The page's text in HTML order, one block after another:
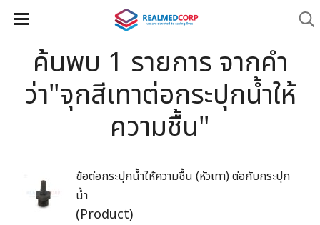
ค้นพบ 1 รายการ จากคำ
ว่า"จุกสีเทาต่อกระปุกน้ำให้
ความชื้น"
ข้อต่อกระปุกน้ำให้ความชื้น (หัวเทา) ต่อกับกระปุก
น้ำ
(Product)